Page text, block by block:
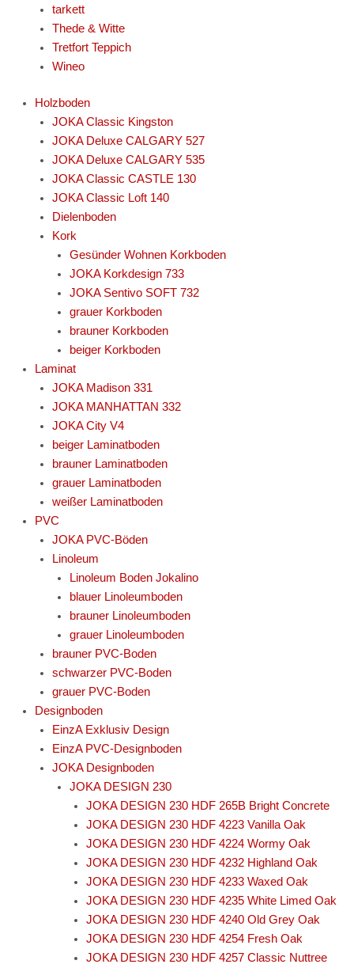
tarkett
Thede & Witte
Tretfort Teppich
Wineo
Holzboden
JOKA Classic Kingston
JOKA Deluxe CALGARY 527
JOKA Deluxe CALGARY 535
JOKA Classic CASTLE 130
JOKA Classic Loft 140
Dielenboden
Kork
Gesünder Wohnen Korkboden
JOKA Korkdesign 733
JOKA Sentivo SOFT 732
grauer Korkboden
brauner Korkboden
beiger Korkboden
Laminat
JOKA Madison 331
JOKA MANHATTAN 332
JOKA City V4
beiger Laminatboden
brauner Laminatboden
grauer Laminatboden
weißer Laminatboden
PVC
JOKA PVC-Böden
Linoleum
Linoleum Boden Jokalino
blauer Linoleumboden
brauner Linoleumboden
grauer Linoleumboden
brauner PVC-Boden
schwarzer PVC-Boden
grauer PVC-Boden
Designboden
EinzA Exklusiv Design
EinzA PVC-Designboden
JOKA Designboden
JOKA DESIGN 230
JOKA DESIGN 230 HDF 265B Bright Concrete
JOKA DESIGN 230 HDF 4223 Vanilla Oak
JOKA DESIGN 230 HDF 4224 Wormy Oak
JOKA DESIGN 230 HDF 4232 Highland Oak
JOKA DESIGN 230 HDF 4233 Waxed Oak
JOKA DESIGN 230 HDF 4235 White Limed Oak
JOKA DESIGN 230 HDF 4240 Old Grey Oak
JOKA DESIGN 230 HDF 4254 Fresh Oak
JOKA DESIGN 230 HDF 4257 Classic Nuttree